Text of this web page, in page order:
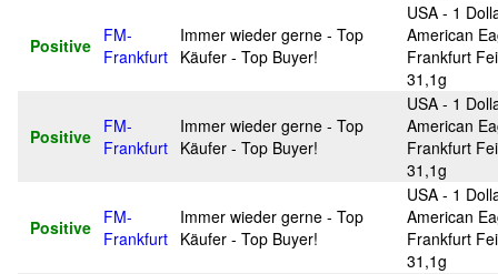
Positive
FM-
Frankfurt
Immer wieder gerne - Top
Käufer - Top Buyer!
USA - 1
American
Frankfurt
31,1g
Positive
FM-
Frankfurt
Immer wieder gerne - Top
Käufer - Top Buyer!
USA - 1
American
Frankfurt
31,1g
Positive
FM-
Frankfurt
Immer wieder gerne - Top
Käufer - Top Buyer!
USA - 1
American
Frankfurt
31,1g